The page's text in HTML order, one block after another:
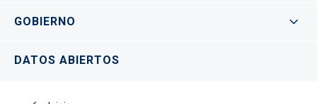
GOBIERNO
DATOS ABIERTOS